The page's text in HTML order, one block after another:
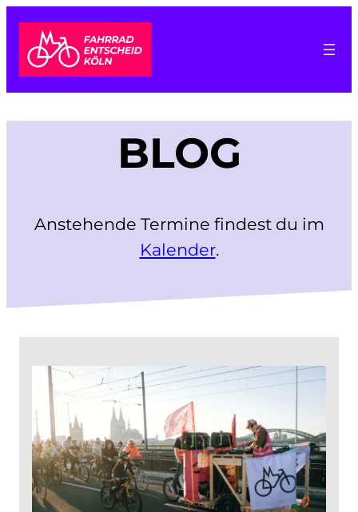
Zum
Inhalt
springen
BLOG
Anstehende Termine findest du im
Kalender.